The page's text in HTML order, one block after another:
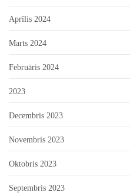
Aprīlis 2024
Marts 2024
Februāris 2024
2023
Decembris 2023
Novembris 2023
Oktobris 2023
Septembris 2023